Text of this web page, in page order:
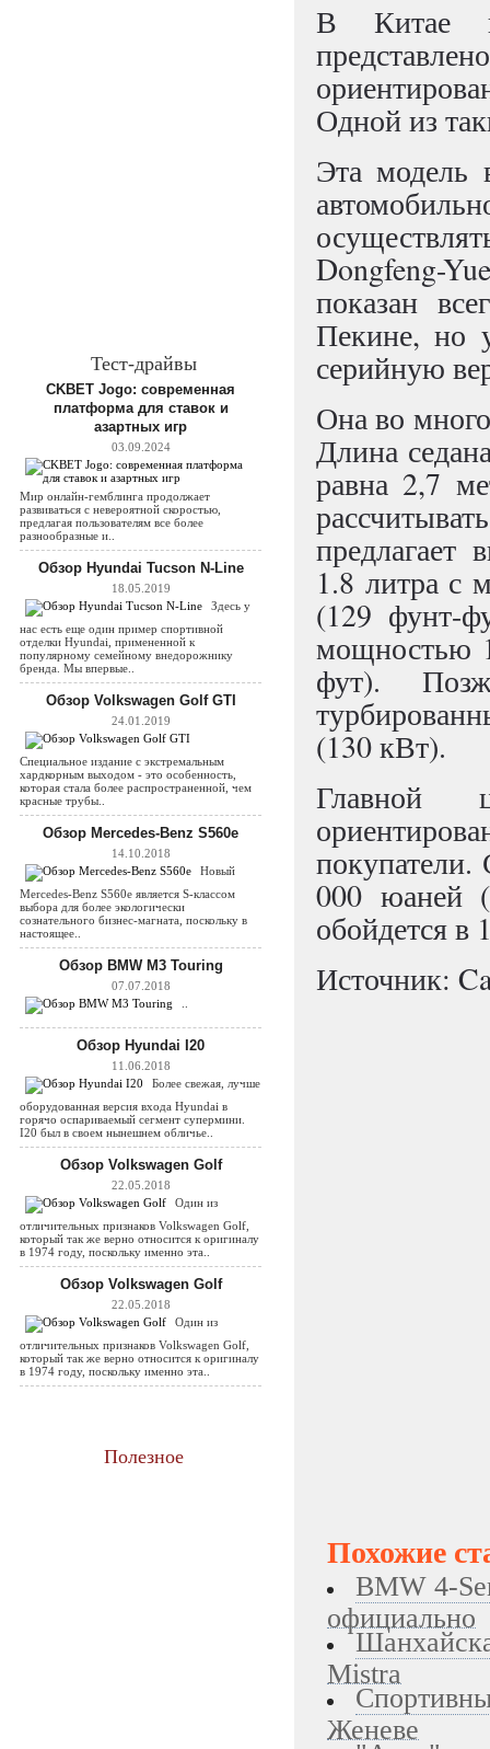
Тест-драйвы
CKBET Jogo: современная
платформа для ставок и
азартных игр
03.09.2024
Мир онлайн-гемблинга продолжает
развиваться с невероятной скоростью,
предлагая пользователям все более
разнообразные и..
Обзор Hyundai Tucson N-Line
18.05.2019
Здесь у
нас есть еще один пример спортивной
отделки Hyundai, примененной к
популярному семейному внедорожнику
бренда. Мы впервые..
Обзор Volkswagen Golf GTI
24.01.2019
Специальное издание с экстремальным
хардкорным выходом - это особенность,
которая стала более распространенной, чем
красные трубы..
Обзор Mercedes-Benz S560e
14.10.2018
Новый
Mercedes-Benz S560e является S-классом
выбора для более экологически
сознательного бизнес-магната, поскольку в
настоящее..
Обзор BMW M3 Touring
07.07.2018
Обзор Hyundai I20
11.06.2018
Более свежая, лучше
оборудованная версия входа Hyundai в
горячо оспариваемый сегмент супермини.
I20 был в своем нынешнем обличье..
Обзор Volkswagen Golf
22.05.2018
Один из
отличительных признаков Volkswagen Golf,
который так же верно относится к оригиналу
в 1974 году, поскольку именно эта..
Обзор Volkswagen Golf
22.05.2018
Один из
отличительных признаков Volkswagen Golf,
который так же верно относится к оригиналу
в 1974 году, поскольку именно эта..
Полезное
В Китае
Одной из
Эта модель
Dongfeng-
показан
Пекине, но
серийную
Она во
Длина
равна 2,7
предлагает
1.8 литра с
(129 фунт-
мощностью
фут).
(130 кВт).
Главной
покупатели.
000 юаней
обойдется в
Источник:
Похожие
BMW 4-
официально
Mistra
Женеве